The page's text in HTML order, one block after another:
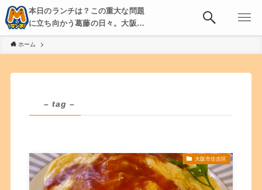
本日のランチは？この重大な問題
に立ち向かう葛藤の日々。大阪・
京都・神戸を中心とした食べ歩
き、飲み歩きを綴る。
ホーム
– tag –
大阪市住吉区